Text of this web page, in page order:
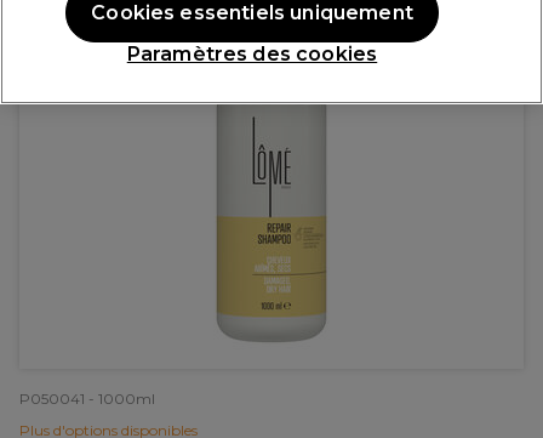
P050041 - 1000ml
Plus d'options disponibles
Paramètres des cookies
Cookies essentiels uniquement